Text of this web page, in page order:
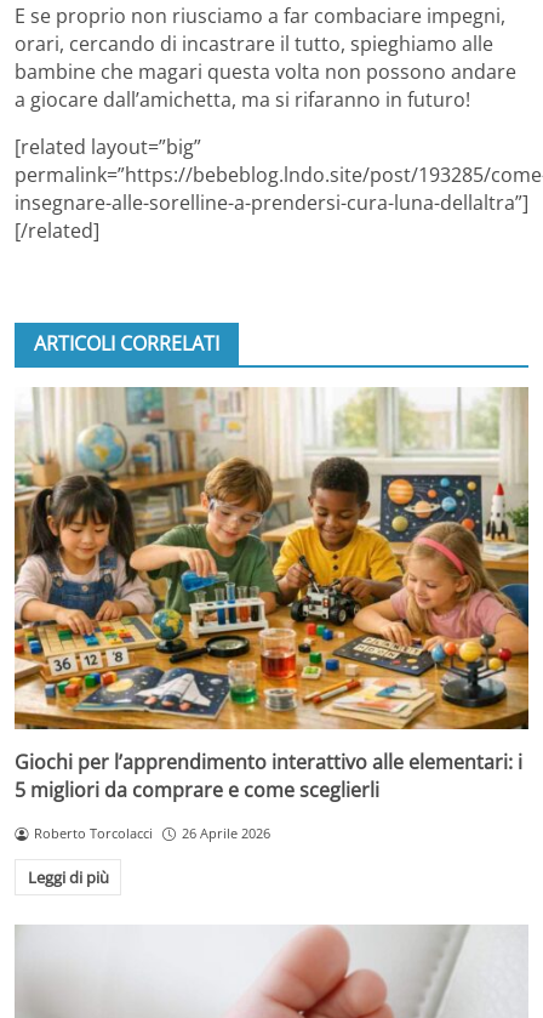
E se proprio non riusciamo a far combaciare impegni,
orari, cercando di incastrare il tutto, spieghiamo alle
bambine che magari questa volta non possono andare
a giocare dall’amichetta, ma si rifaranno in futuro!
[related layout=”big”
permalink=”https://bebeblog.lndo.site/post/193285/
insegnare-alle-sorelline-a-prendersi-cura-luna-dellaltra”]
[/related]
ARTICOLI CORRELATI
Giochi per l’apprendimento interattivo alle elementari: i
5 migliori da comprare e come sceglierli
Roberto Torcolacci 26 Aprile 2026
Leggi di più